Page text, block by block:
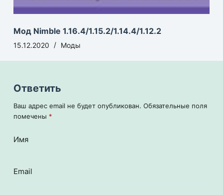
Мод Nimble 1.16.4/1.15.2/1.14.4/1.12.2
15.12.2020 Моды
Ответить
Ваш адрес email не будет опубликован. Обязательные поля
помечены *
Имя
Email